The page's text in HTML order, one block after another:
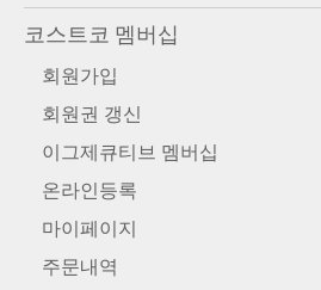
코스트코 멤버십
회원가입
회원권 갱신
이그제큐티브 멤버십
온라인등록
마이페이지
주문내역